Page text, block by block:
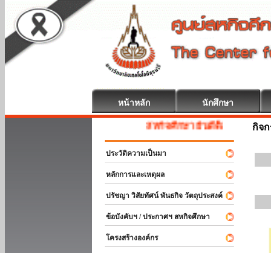
หน้าหลัก นักศึกษา
สหกิจศึกษา ยินดีต้อนรับ
ประวัติความเป็นมา
หลักการและเหตุผล
ปรัชญา วิสัยทัศน์ พันธกิจ วัตถุประสงค์
ข้อบังคับฯ / ประกาศฯ สหกิจศึกษา
โครงสร้างองค์กร
กิจ